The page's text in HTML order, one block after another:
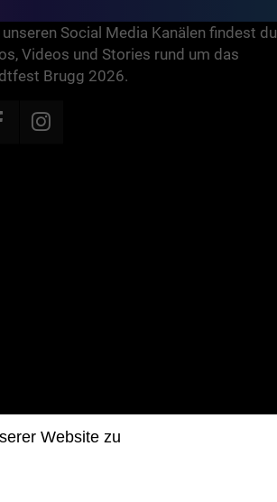
Social Media Kanälen findest du
Videos und Stories rund um das
Brugg 2026.
Website zu